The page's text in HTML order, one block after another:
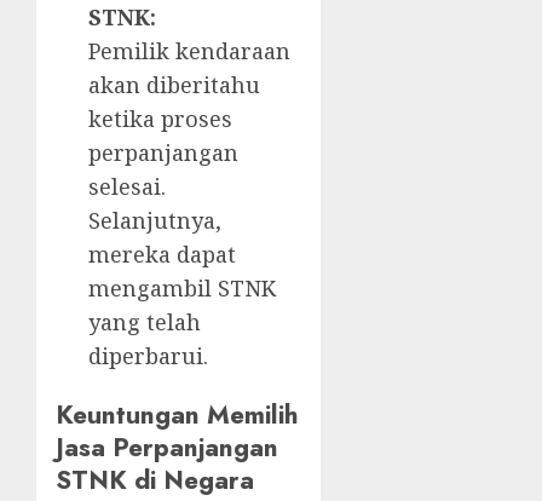
STNK:
Pemilik kendaraan
akan diberitahu
ketika proses
perpanjangan
selesai.
Selanjutnya,
mereka dapat
mengambil STNK
yang telah
diperbarui.
Keuntungan Memilih
Jasa Perpanjangan
STNK di Negara